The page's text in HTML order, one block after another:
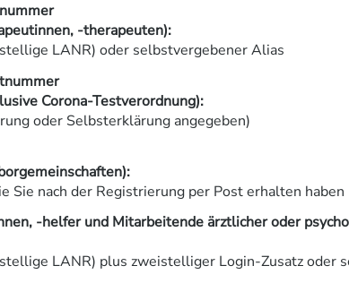
-therapeuten):
LANR) oder selbstvergebener Alias
Corona-Testverordnung):
oder Selbsterklärung angegeben)
Sie nach der Registrierung per Post erhalten haben
-helfer und Mitarbeitende ärztlicher oder
LANR) plus zweistelliger Login-Zusatz oder